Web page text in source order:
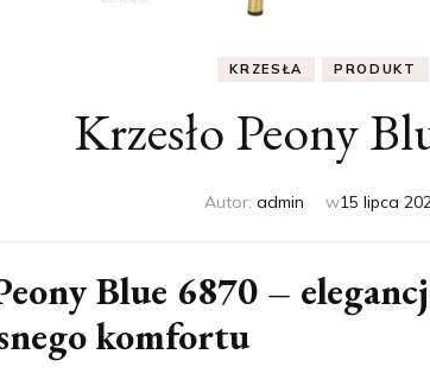
KRZESŁA PRODUKT
Krzesło Peony
Autor: admin w15 lipca
Blue 6870 –
komfortu